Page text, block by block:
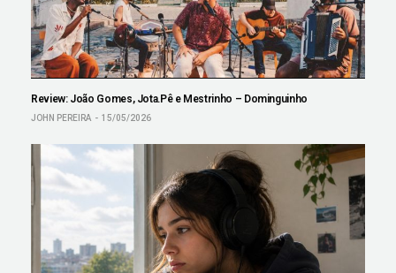
Review: João Gomes, Jota.Pê e Mestrinho – Dominguinho
JOHN PEREIRA 15/05/2026